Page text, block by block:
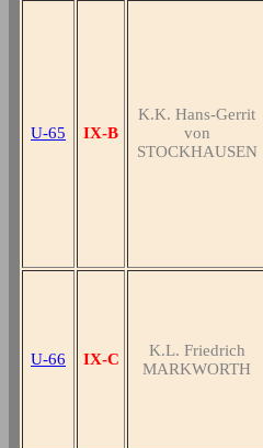
U-65 IX-B
K.K. Hans-Gerrit
von
STOCKHAUSEN
U-66 IX-C
K.L. Friedrich
MARKWORTH